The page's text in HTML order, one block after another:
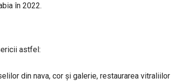
în 2022.
astfel:
din nava, cor şi galerie, restaurarea vitraliilor